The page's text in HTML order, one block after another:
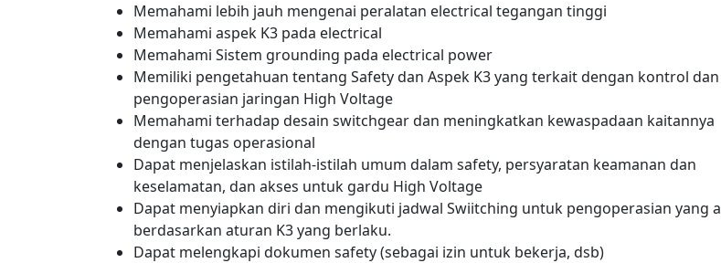
Memahami lebih jauh mengenai peralatan electrical tegangan tinggi
Memahami aspek K3 pada electrical
Memahami Sistem grounding pada electrical power
Memiliki pengetahuan tentang Safety dan Aspek K3 yang terkait dengan kontrol dan
pengoperasian jaringan High Voltage
Memahami terhadap desain switchgear dan meningkatkan kewaspadaan kaitannya
dengan tugas operasional
Dapat menjelaskan istilah-istilah umum dalam safety, persyaratan keamanan dan
keselamatan, dan akses untuk gardu High Voltage
Dapat menyiapkan diri dan mengikuti jadwal Swiitching untuk pengoperasian yang
berdasarkan aturan K3 yang berlaku.
Dapat melengkapi dokumen safety (sebagai izin untuk bekerja, dsb)